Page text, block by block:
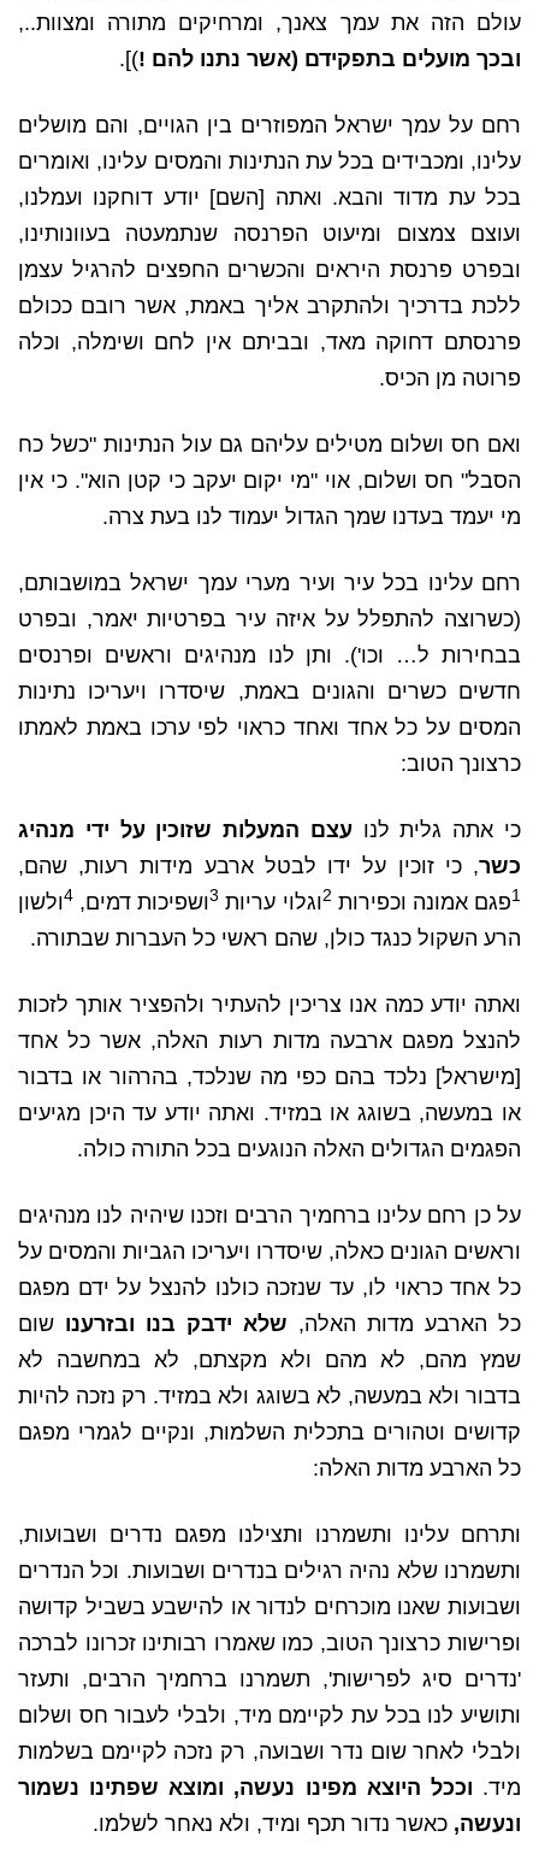
עולם הזה את עמך צאנך, ומרחיקים מתורה ומצוות..,
ובכך מועלים בתפקידם (אשר נתנו להם !)].
רחם על עמך ישראל המפוזרים בין הגויים, והם מושלים
עלינו, ומכבידים בכל עת הנתינות והמסים עלינו, ואומרים
בכל עת מדוד והבא. ואתה [השם] יודע דוחקנו ועמלנו,
ועוצם צמצום ומיעוט הפרנסה שנתמעטה בעוונותינו,
ובפרט פרנסת היראים והכשרים החפצים להרגיל עצמן
ללכת בדרכיך ולהתקרב אליך באמת, אשר רובם ככולם
פרנסתם דחוקה מאד, ובביתם אין לחם ושימלה, וכלה
פרוטה מן הכיס.
ואם חס ושלום מטילים עליהם גם עול הנתינות "כשל כח
הסבל" חס ושלום, אוי "מי יקום יעקב כי קטן הוא". כי אין
מי יעמד בעדנו שמך הגדול יעמוד לנו בעת צרה.
רחם עלינו בכל עיר ועיר מערי עמך ישראל במושבותם,
(כשרוצה להתפלל על איזה עיר בפרטיות יאמר, ובפרט
בבחירות ל… וכו'). ותן לנו מנהיגים וראשים ופרנסים
חדשים כשרים והגונים באמת, שיסדרו ויעריכו נתינות
המסים על כל אחד ואחד כראוי לפי ערכו באמת לאמתו
כרצונך הטוב:
כי אתה גלית לנועצם המעלות שזוכין על ידי מנהיג
כשר, כי זוכין על ידו לבטל ארבע מידות רעות, שהם,
1פגם אמונה וכפירות 2וגלוי עריות 3ושפיכות דמים, 4ולשון
הרע השקול כנגד כולן, שהם ראשי כל העברות שבתורה.
ואתה יודע כמה אנו צריכין להעתיר ולהפציר אותך לזכות
להנצל מפגם ארבעה מדות רעות האלה, אשר כל אחד
[מישראל] נלכד בהם כפי מה שנלכד, בהרהור או בדבור
או במעשה, בשוגג או במזיד. ואתה יודע עד היכן מגיעים
הפגמים הגדולים האלה הנוגעים בכל התורה כולה.
על כן רחם עלינו ברחמיך הרבים וזכנו שיהיה לנו מנהיגים
וראשים הגונים כאלה, שיסדרו ויעריכו הגביות והמסים על
כל אחד כראוי לו, עד שנזכה כולנו להנצל על ידם מפגם
כל הארבע מדות האלה, שלא ידבק בנו ובזרענו שום
שמץ מהם, לא מהם ולא מקצתם, לא במחשבה לא
בדבור ולא במעשה, לא בשוגג ולא במזיד. רק נזכה להיות
קדושים וטהורים בתכלית השלמות, ונקיים לגמרי מפגם
כל הארבע מדות האלה:
ותרחם עלינו ותשמרנו ותצילנו מפגם נדרים ושבועות,
ותשמרנו שלא נהיה רגילים בנדרים ושבועות. וכל הנדרים
ושבועות שאנו מוכרחים לנדור או להישבע בשביל קדושה
ופרישות כרצונך הטוב, כמו שאמרו רבותינו זכרונו לברכה
'נדרים סיג לפרישות', תשמרנו ברחמיך הרבים, ותעזר
ותושיע לנו בכל עת לקיימם מיד, ולבלי לעבור חס ושלום
ולבלי לאחר שום נדר ושבועה, רק נזכה לקיימם בשלמות
מיד. וככל היוצא מפינו נעשה, ומוצא שפתינו נשמור
ונעשה, כאשר נדור תכף ומיד, ולא נאחר לשלמו.